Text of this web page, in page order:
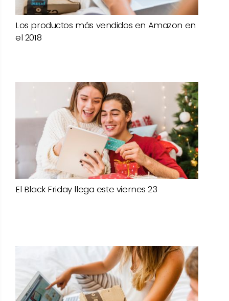
Los productos más vendidos en Amazon en
el 2018
El Black Friday llega este viernes 23